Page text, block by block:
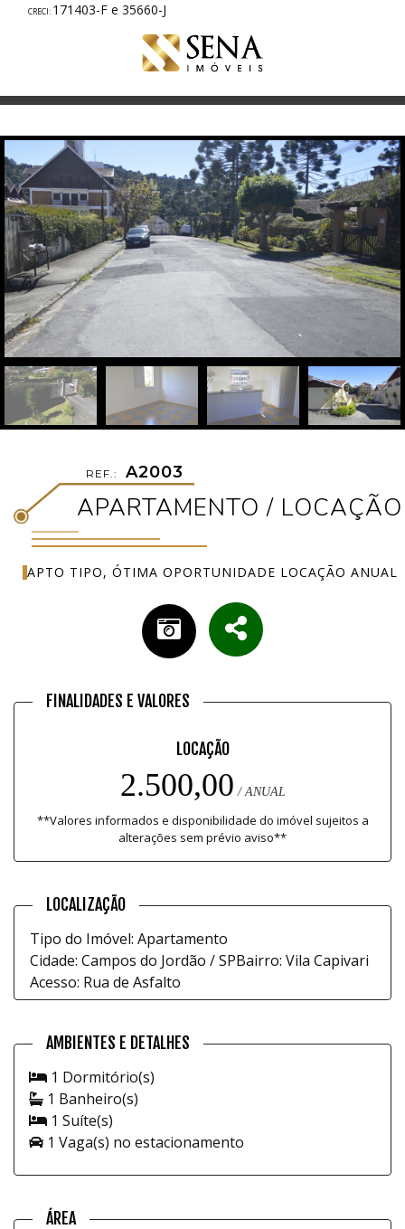
171403-F e 35660-J
REF.: A2003
APARTAMENTO / LOCAÇÃO
APTO TIPO, ÓTIMA OPORTUNIDADE LOCAÇÃO ANUAL
FINALIDADES E VALORES
LOCAÇÃO
2.500,00 / ANUAL
**Valores informados e disponibilidade do imóvel sujeitos a
alterações sem prévio aviso**
LOCALIZAÇÃO
Tipo do Imóvel: Apartamento
Cidade: Campos do Jordão / SPBairro: Vila Capivari
Acesso: Rua de Asfalto
AMBIENTES E DETALHES
1 Dormitório(s)
1 Banheiro(s)
1 Suíte(s)
1 Vaga(s) no estacionamento
ÁREA